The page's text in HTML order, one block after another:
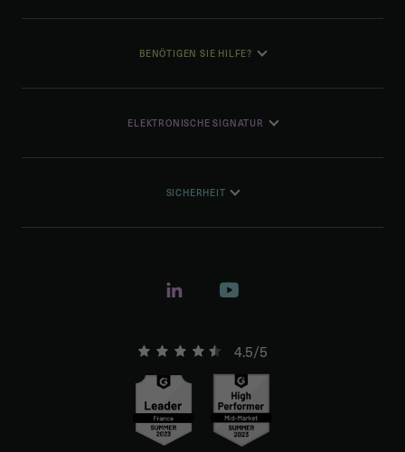
BENÖTIGEN SIE HILFE?
ELEKTRONISCHE SIGNATUR
SICHERHEIT
4.5/5